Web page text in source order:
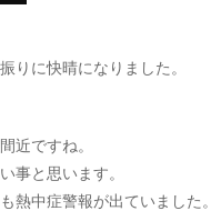
りに快晴になりました。
近ですね。
事と思います。
熱中症警報が出ていました。